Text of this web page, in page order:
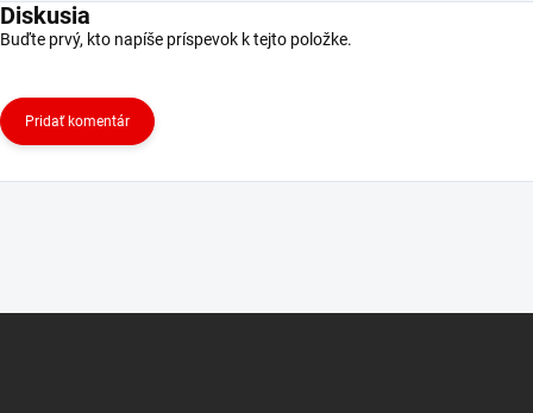
Diskusia
Buďte prvý, kto napíše príspevok k tejto položke.
Pridať komentár